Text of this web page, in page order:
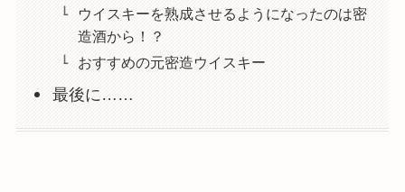
ウイスキーを熟成させるようになったのは密
造酒から！？
おすすめの元密造ウイスキー
最後に……